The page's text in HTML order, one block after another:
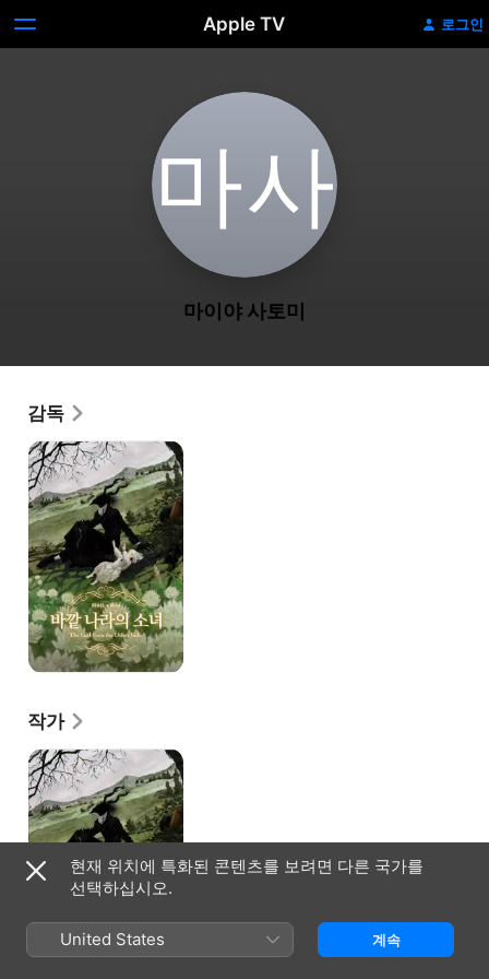
Apple TV 로그인
마‌사
마이야 사토미
감독
바깥
나라의
소녀
작가
바깥
나라의
소녀
현재 위치에 특화된 콘텐츠를 보려면 다른 국가를
선택하십시오.
United States 계속